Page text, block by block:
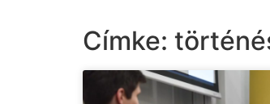
Címke: